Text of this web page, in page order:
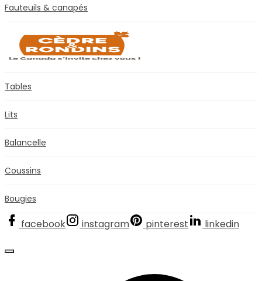
Fauteuils & canapés
Tables
Lits
Balancelle
Coussins
Bougies
facebook instagram pinterest linkedin